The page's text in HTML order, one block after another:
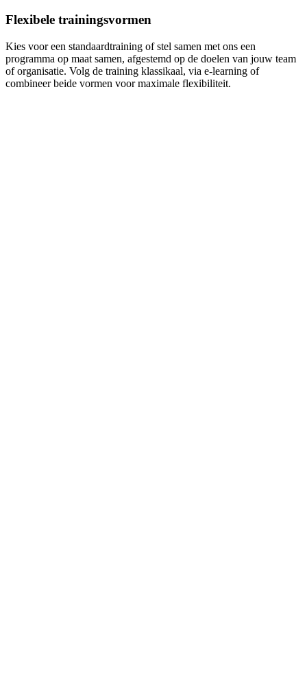
Flexibele trainingsvormen
Kies voor een standaardtraining of stel samen met ons een
programma op maat samen, afgestemd op de doelen van jouw team
of organisatie. Volg de training klassikaal, via e-learning of
combineer beide vormen voor maximale flexibiliteit.